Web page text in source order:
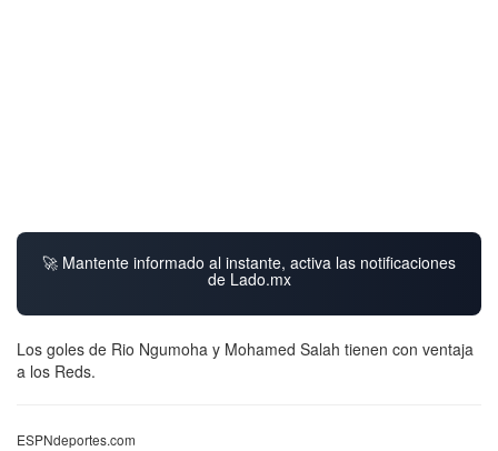
🚀 Mantente informado al instante, activa las notificaciones
de Lado.mx
Los goles de Rio Ngumoha y Mohamed Salah tienen con ventaja
a los Reds.
ESPNdeportes.com